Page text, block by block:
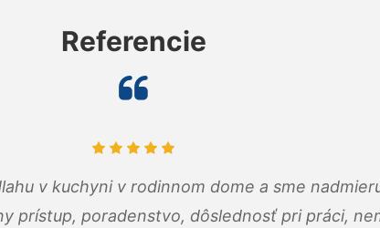
Referencie
v kuchyni v rodinnom dome a sme
prístup, poradenstvo, dôslednosť pri práci,